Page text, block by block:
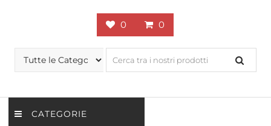
0 0
CATEGORIE